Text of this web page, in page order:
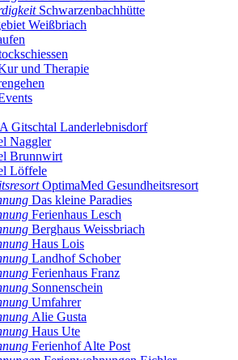
Schwarzenbachhütte
Weißbriach
und Therapie
Gitschtal Landerlebnisdorf
Naggler
Brunnwirt
Löffele
OptimaMed Gesundheitsresort
Das kleine Paradies
Ferienhaus Lesch
Berghaus Weissbriach
Haus Lois
Landhof Schober
Ferienhaus Franz
Sonnenschein
Umfahrer
Alie Gusta
Haus Ute
Ferienhof Alte Post